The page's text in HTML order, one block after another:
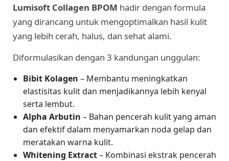
Lumisoft Collagen BPOM hadir dengan formula
yang dirancang untuk mengoptimalkan hasil kulit
yang lebih cerah, halus, dan sehat alami.
Diformulasikan dengan 3 kandungan unggulan:
Bibit Kolagen – Membantu meningkatkan
elastisitas kulit dan menjadikannya lebih kenyal
serta lembut.
Alpha Arbutin – Bahan pencerah kulit yang aman
dan efektif dalam menyamarkan noda gelap dan
meratakan warna kulit.
Whitening Extract– Kombinasi ekstrak pencerah